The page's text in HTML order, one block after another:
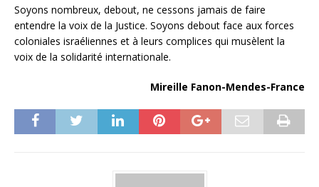
Soyons nombreux, debout, ne cessons jamais de faire
entendre la voix de la Justice. Soyons debout face aux forces
coloniales israéliennes et à leurs complices qui musèlent la
voix de la solidarité internationale.
Mireille Fanon-Mendes-France